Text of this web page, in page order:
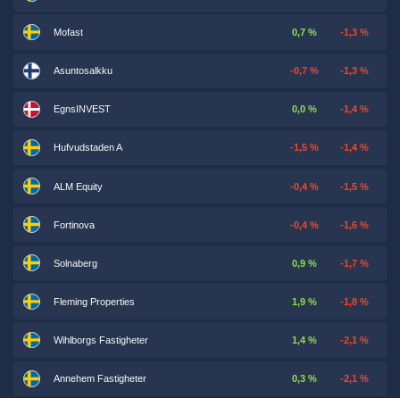
Mofast 0,7 % -1,3 %
Asuntosalkku -0,7 % -1,3 %
EgnsINVEST 0,0 % -1,4 %
Hufvudstaden A -1,5 % -1,4 %
ALM Equity -0,4 % -1,5 %
Fortinova -0,4 % -1,6 %
Solnaberg 0,9 % -1,7 %
Fleming Properties 1,9 % -1,8 %
Wihlborgs Fastigheter 1,4 % -2,1 %
Annehem Fastigheter 0,3 % -2,1 %